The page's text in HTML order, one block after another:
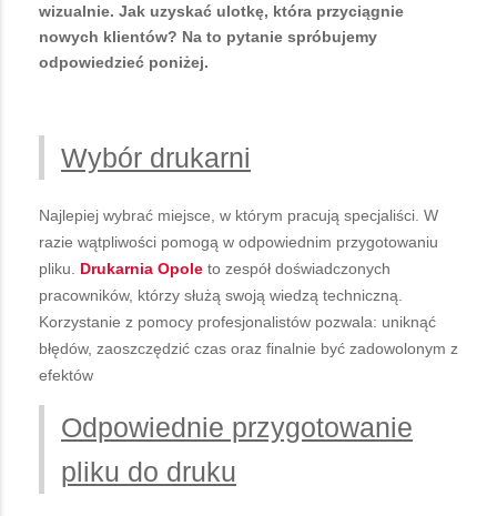
wizualnie. Jak uzyskać ulotkę, która przyciągnie
nowych klientów? Na to pytanie spróbujemy
odpowiedzieć poniżej.
Wybór drukarni
Najlepiej wybrać miejsce, w którym pracują specjaliści. W
razie wątpliwości pomogą w odpowiednim przygotowaniu
pliku. Drukarnia Opole to zespół doświadczonych
pracowników, którzy służą swoją wiedzą techniczną.
Korzystanie z pomocy profesjonalistów pozwala: uniknąć
błędów, zaoszczędzić czas oraz finalnie być zadowolonym z
efektów
Odpowiednie przygotowanie
pliku do druku